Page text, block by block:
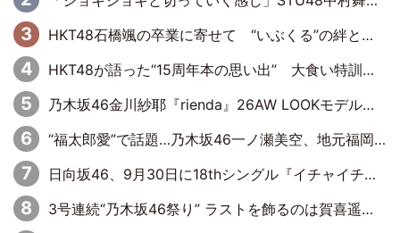
HKT48石橋颯の卒業に寄せて “いぶくる”の絆と後輩・龍頭綺音の決意
HKT48が語った“15周年本の思い出” 大食い特訓・守護霊企画・制服グラビア…盛りだくさんの裏話
乃木坂46金川紗耶『rienda』26AW LOOKモデルに就任
“福太郎愛”で話題…乃木坂46一ノ瀬美空、地元福岡『めんべい25周年トップサポーター』に就任
日向坂46、9月30日に18thシングル『イチャイチャ虫』の発売決定！ フォーメーションは『日向坂で会いましょう』にて発表
3号連続“乃木坂46祭り” ラストを飾るのは賀喜遥香…5年ぶりの登場に「5年分大人になった私を見ていただけたら」